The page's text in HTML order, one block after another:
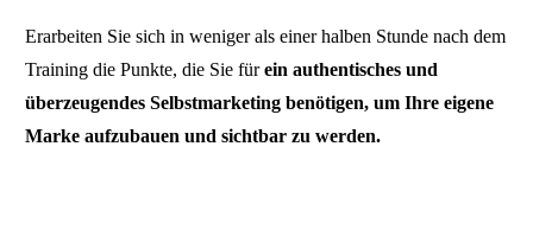
Erarbeiten Sie sich in weniger als einer halben Stunde nach dem
Training die Punkte, die Sie fürein authentisches und
überzeugendes Selbstmarketing benötigen, um Ihre eigene
Marke aufzubauen und sichtbar zu werden.